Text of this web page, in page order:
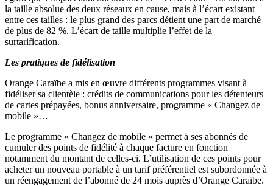
la taille absolue des deux réseaux en cause, mais à l’écart existant
entre ces tailles : le plus grand des parcs détient une part de marché
de plus de 82 %. L’écart de taille multiplie l’effet de la
surtarification.
Les pratiques de fidélisation
Orange Caraïbe a mis en œuvre différents programmes visant à
fidéliser sa clientèle : crédits de communications pour les détenteurs
de cartes prépayées, bonus anniversaire, programme « Changez de
mobile »…
Le programme « Changez de mobile » permet à ses abonnés de
cumuler des points de fidélité à chaque facture en fonction
notamment du montant de celles-ci. L’utilisation de ces points pour
acheter un nouveau portable à un tarif préférentiel est subordonnée à
un réengagement de l’abonné de 24 mois auprès d’Orange Caraïbe.